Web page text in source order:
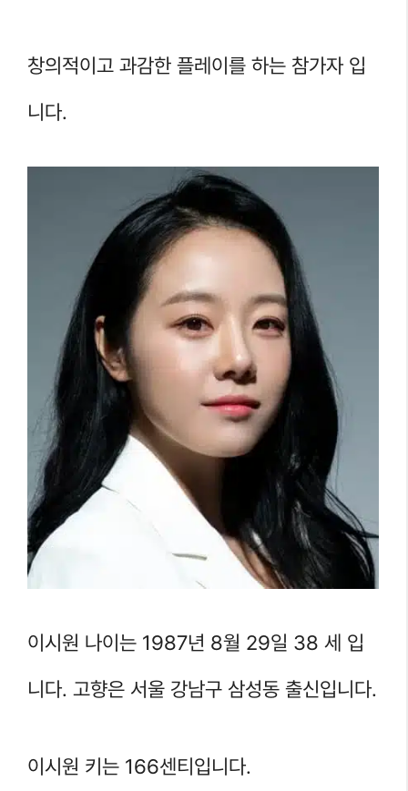
창의적이고 과감한 플레이를 하는 참가자 입
니다.
이시원 나이는 1987년 8월 29일 38 세 입
니다. 고향은 서울 강남구 삼성동 출신입니다.
이시원 키는 166센티입니다.